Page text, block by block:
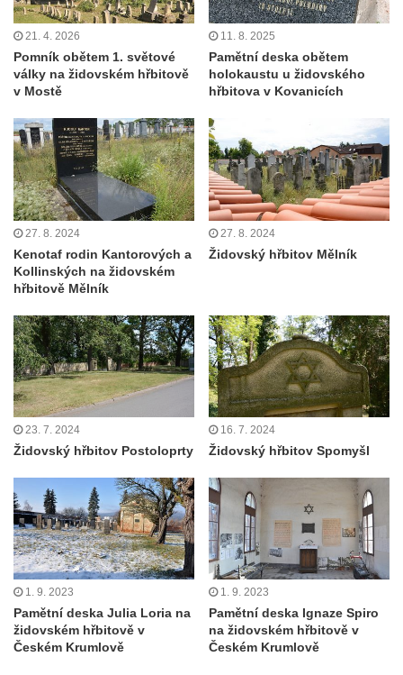
21. 4. 2026
Pomník obětem 1. světové
války na židovském hřbitově
v Mostě
11. 8. 2025
Pamětní deska obětem
holokaustu u židovského
hřbitova v Kovanicích
27. 8. 2024
Kenotaf rodin Kantorových a
Kollinských na židovském
hřbitově Mělník
27. 8. 2024
Židovský hřbitov Mělník
23. 7. 2024
Židovský hřbitov Postoloprty
16. 7. 2024
Židovský hřbitov Spomyšl
1. 9. 2023
Pamětní deska Julia Loria na
židovském hřbitově v
Českém Krumlově
1. 9. 2023
Pamětní deska Ignaze Spiro
na židovském hřbitově v
Českém Krumlově